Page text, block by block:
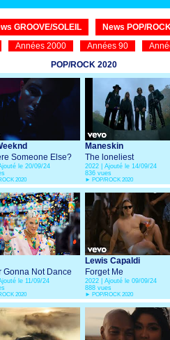
GROOVE/SOLEIL
News POP/
Années 2000 Années 90
POP/ROCK 2020
Someone Else?
le 20/09/24
2020
Maneskin
The loneliest
2022 | Ajouté le 14/09/24
836 vues
► POP/ROCK 2020
Gonna Not Dance
le 11/09/24
2020
Lewis Capaldi
Forget Me
2022 | Ajouté le 09/09/24
888 vues
► POP/ROCK 2020